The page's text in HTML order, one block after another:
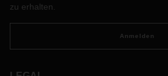
zu erhalten.
Anmelden